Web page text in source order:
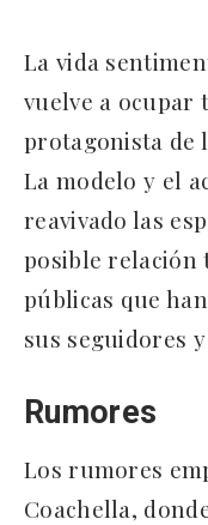
La vida
vuelve a ocupar
protagonista de
La modelo y el
reavivado las
posible relación
públicas que
sus seguidores
Rumores
Los rumores
Coachella,